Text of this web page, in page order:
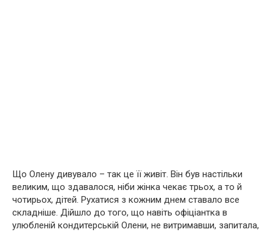
Що Олену дивувало – так це її живіт. Він був настільки
великим, що здавалося, ніби жінка чекає трьох, а то й
чотирьох, дітей. Рухатися з кожним днем ставало все
складніше. Дійшло до того, що навіть офіціантка в
улюбленій кондитерській Олени, не витримавши, запитала,